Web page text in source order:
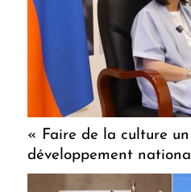
« Faire de la culture
développement